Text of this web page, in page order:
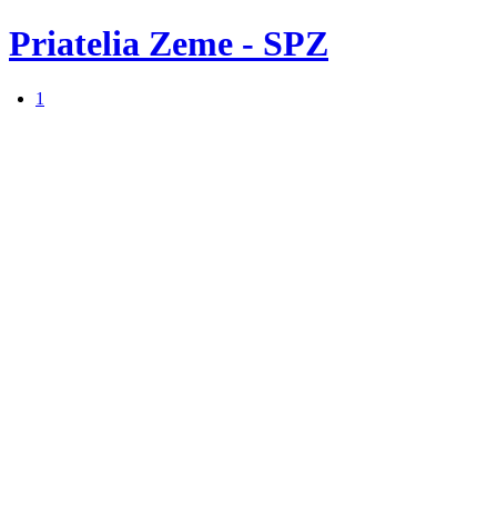
Priatelia Zeme - SPZ
1